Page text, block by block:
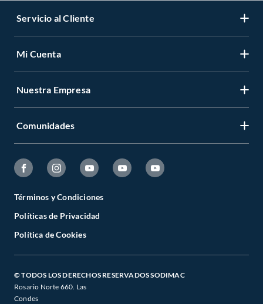
Servicio al Cliente
Mi Cuenta
Nuestra Empresa
Comunidades
Términos y Condiciones
Políticas de Privacidad
Política de Cookies
© TODOS LOS DERECHOS RESERVADOS SODIMAC
Rosario Norte 660. Las
Condes